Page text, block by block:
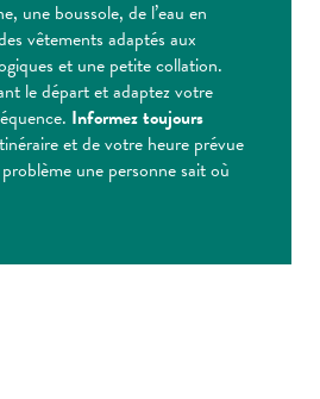
une boussole, de l’eau en
vêtements adaptés aux
et une petite collation.
le départ et adaptez votre
Informez toujours
et de votre heure prévue
une personne sait où